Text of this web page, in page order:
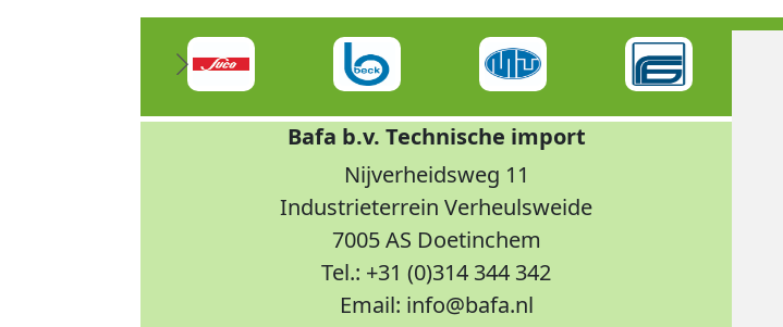
Bafa b.v. Technische import
Nijverheidsweg 11
Industrieterrein Verheulsweide
7005 AS Doetinchem
Tel.: +31 (0)314 344 342
Email: info@bafa.nl